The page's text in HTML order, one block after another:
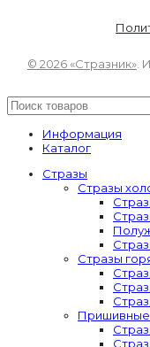
© 2026 «Стразник» .
Информация
Каталог
Стразы
Стразы
Стразы
Пришивные